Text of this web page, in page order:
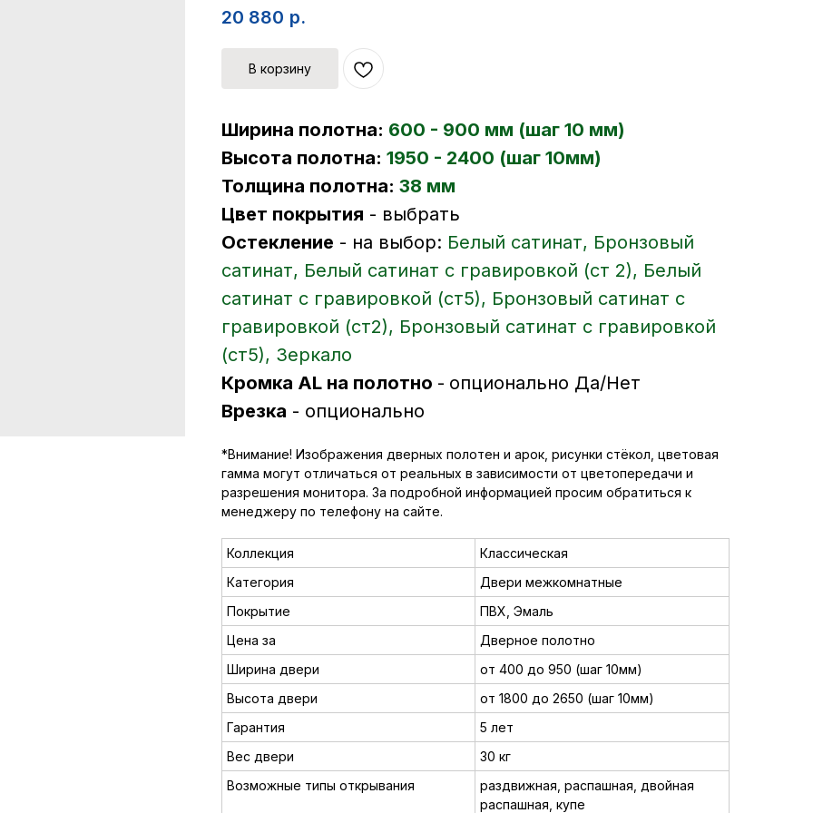
20 880 р.
В корзину
Ширина полотна: 600 - 900 мм (шаг 10 мм)
Высота полотна: 1950 - 2400 (шаг 10мм)
Толщина полотна: 38 мм
Цвет покрытия - выбрать
Остекление - на выбор: Белый сатинат, Бронзовый
сатинат, Белый сатинат с гравировкой (ст 2), Белый
сатинат с гравировкой (ст5), Бронзовый сатинат с
гравировкой (ст2), Бронзовый сатинат с гравировкой
(ст5), Зеркало
Кромка AL на полотно - опционально Да/Нет
Врезка - опционально
*Внимание! Изображения дверных полотен и арок, рисунки стёкол, цветовая
гамма могут отличаться от реальных в зависимости от цветопередачи и
разрешения монитора. За подробной информацией просим обратиться к
менеджеру по телефону на сайте.
Коллекция
Классическая
Категория
Двери межкомнатные
Покрытие
ПВХ, Эмаль
Цена за
Дверное полотно
Ширина двери
от 400 до 950 (шаг 10мм)
Высота двери
от 1800 до 2650 (шаг 10мм)
Гарантия
5 лет
Вес двери
30 кг
Возможные типы открывания
раздвижная, распашная, двойная
распашная, купе